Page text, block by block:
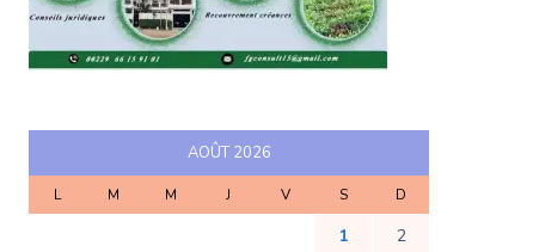
AOÛT 2026
L M M J V S D
1
2